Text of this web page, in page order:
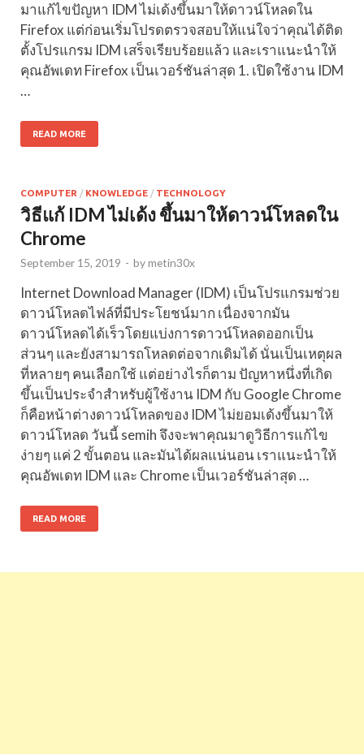
มาแก้ไขปัญหา IDM ไม่เด้งขึ้นมาให้ดาวน์โหลดใน
Firefox แต่ก่อนเริ่มโปรดตรวจสอบให้แน่ใจว่าคุณได้ติด
ตั้งโปรแกรม IDM เสร็จเรียบร้อยแล้ว และเราแนะนำให้
คุณอัพเดท Firefox เป็นเวอร์ชันล่าสุด 1. เปิดใช้งาน IDM
…
READ MORE
COMPUTER / KNOWLEDGE / TECHNOLOGY
วิธีแก้ IDM ไม่เด้ง ขึ้นมาให้ดาวน์โหลดใน
Chrome
September 15, 2019 - bymetin30x
Internet Download Manager (IDM) เป็นโปรแกรมช่วย
ดาวน์โหลดไฟล์ที่มีประโยชน์มาก เนื่องจากมัน
ดาวน์โหลดได้เร็วโดยแบ่งการดาวน์โหลดออกเป็น
ส่วนๆ และยังสามารถโหลดต่อจากเดิมได้ นั่นเป็นเหตุผล
ที่หลายๆ คนเลือกใช้ แต่อย่างไรก็ตาม ปัญหาหนึ่งที่เกิด
ขึ้นเป็นประจำสำหรับผู้ใช้งาน IDM กับ Google Chrome
ก็คือหน้าต่างดาวน์โหลดของ IDM ไม่ยอมเด้งขึ้นมาให้
ดาวน์โหลด วันนี้ semih จึงจะพาคุณมาดูวิธีการแก้ไข
ง่ายๆ แค่ 2 ขั้นตอน และมันได้ผลแน่นอน เราแนะนำให้
คุณอัพเดท IDM และ Chrome เป็นเวอร์ชันล่าสุด …
READ MORE